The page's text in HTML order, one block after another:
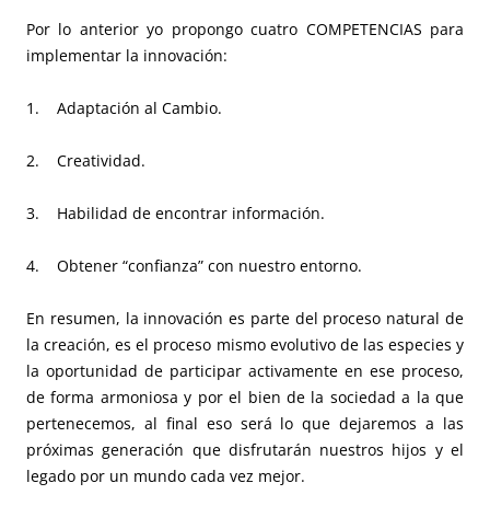
Por lo anterior yo propongo cuatro COMPETENCIAS para
implementar la innovación:
1. Adaptación al Cambio.
2. Creatividad.
3. Habilidad de encontrar información.
4. Obtener “confianza” con nuestro entorno.
En resumen, la innovación es parte del proceso natural de
la creación, es el proceso mismo evolutivo de las especies y
la oportunidad de participar activamente en ese proceso,
de forma armoniosa y por el bien de la sociedad a la que
pertenecemos, al final eso será lo que dejaremos a las
próximas generación que disfrutarán nuestros hijos y el
legado por un mundo cada vez mejor.